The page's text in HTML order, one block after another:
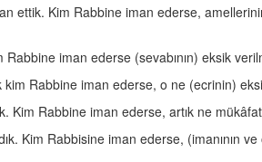
ettik. Kim Rabbine iman ederse,
iman ederse (sevabının) eksik
Rabbine iman ederse, o ne (ecrinin)
Rabbine iman ederse, artık ne
Kim Rabbisine iman ederse, (imanının